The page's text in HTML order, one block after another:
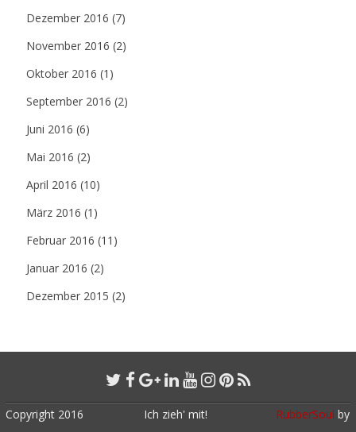
Dezember 2016 (7)
November 2016 (2)
Oktober 2016 (1)
September 2016 (2)
Juni 2016 (6)
Mai 2016 (2)
April 2016 (10)
März 2016 (1)
Februar 2016 (11)
Januar 2016 (2)
Dezember 2015 (2)
Copyright 2016 Ich zieh' mit! RubberSoul by